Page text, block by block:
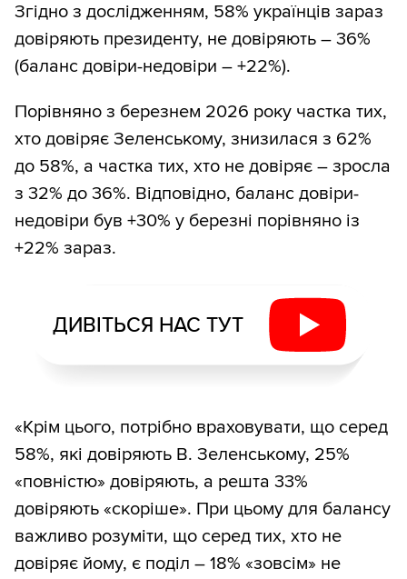
Згідно з дослідженням, 58% українців зараз
довіряють президенту, не довіряють – 36%
(баланс довіри-недовіри – +22%).
Порівняно з березнем 2026 року частка тих,
хто довіряє Зеленському, знизилася з 62%
до 58%, а частка тих, хто не довіряє – зросла
з 32% до 36%. Відповідно, баланс довіри-
недовіри був +30% у березні порівняно із
+22% зараз.
ДИВІТЬСЯ НАС ТУТ
«Крім цього, потрібно враховувати, що серед
58%, які довіряють В. Зеленському, 25%
«повністю» довіряють, а решта 33%
довіряють «скоріше». При цьому для балансу
важливо розуміти, що серед тих, хто не
довіряє йому, є поділ – 18% «зовсім» не